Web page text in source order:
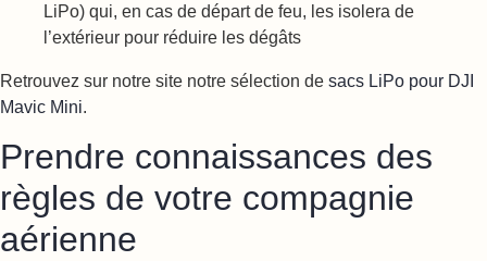
LiPo) qui, en cas de départ de feu, les isolera de
l’extérieur pour réduire les dégâts
Retrouvez sur notre site notre sélection de sacs LiPo pour DJI
Mavic Mini.
Prendre connaissances des
règles de votre compagnie
aérienne